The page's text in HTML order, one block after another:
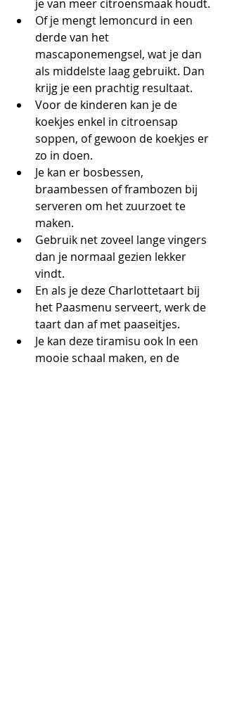
je van meer citroensmaak houdt.
Of je mengt lemoncurd in een
derde van het
mascaponemengsel, wat je dan
als middelste laag gebruikt. Dan
krijg je een prachtig resultaat.
Voor de kinderen kan je de
koekjes enkel in citroensap
soppen, of gewoon de koekjes er
zo in doen.
Je kan er bosbessen,
braambessen of frambozen bij
serveren om het zuurzoet te
maken.
Gebruik net zoveel lange vingers
dan je normaal gezien lekker
vindt.
En als je deze Charlottetaart bij
het Paasmenu serveert, werk de
taart dan af met paaseitjes.
Je kan deze tiramisu ook In een
mooie schaal maken, en de